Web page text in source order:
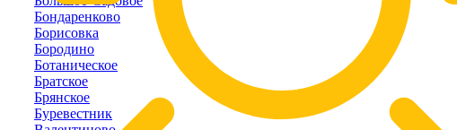
Бондаренково
Борисовка
Бородино
Ботаническое
Братское
Брянское
Буревестник